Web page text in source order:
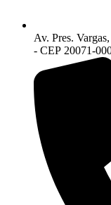
Av. Pres.
- CEP 20071-